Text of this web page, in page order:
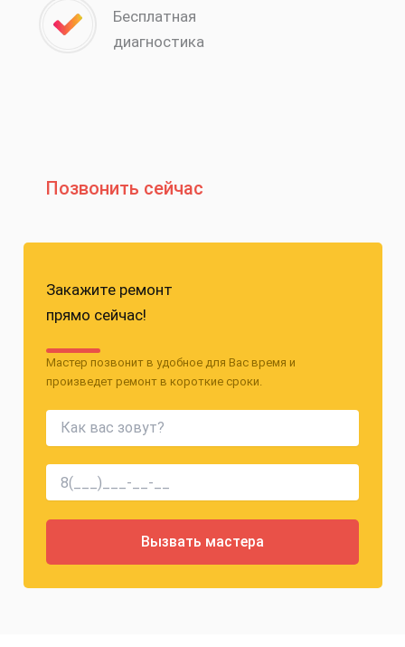
Бесплатная
диагностика
Позвонить сейчас
Закажите ремонт
прямо сейчас!
Мастер позвонит в удобное для Вас время и
произведет ремонт в короткие сроки.